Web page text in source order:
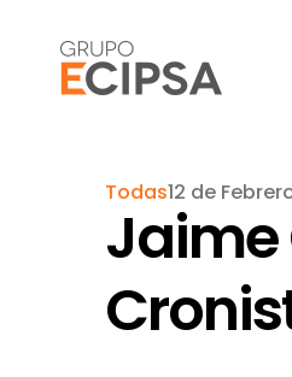
Todas12 de
Jaime